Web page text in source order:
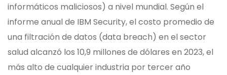
informáticos maliciosos) a nivel mundial. Según el
informe anual de IBM Security, el costo promedio de
una filtración de datos (data breach) en el sector
salud alcanzó los 10,9 millones de dólares en 2023, el
más alto de cualquier industria por tercer año